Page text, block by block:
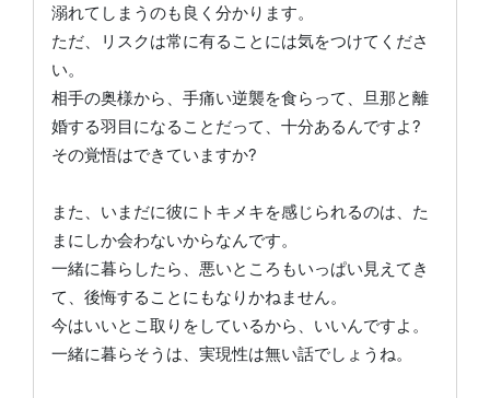
溺れてしまうのも良く分かります。
ただ、リスクは常に有ることには気をつけてくださ
い。
相手の奥様から、手痛い逆襲を食らって、旦那と離
婚する羽目になることだって、十分あるんですよ?
その覚悟はできていますか?
また、いまだに彼にトキメキを感じられるのは、た
まにしか会わないからなんです。
一緒に暮らしたら、悪いところもいっぱい見えてき
て、後悔することにもなりかねません。
今はいいとこ取りをしているから、いいんですよ。
一緒に暮らそうは、実現性は無い話でしょうね。